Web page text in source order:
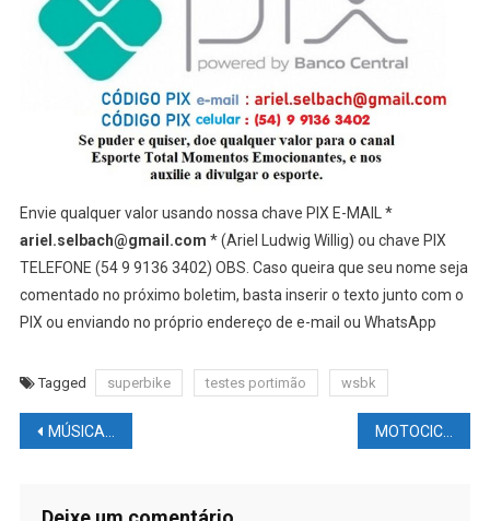
Envie qualquer valor usando nossa chave PIX E-MAIL *
ariel.selbach@gmail.com * (Ariel Ludwig Willig) ou chave PIX
TELEFONE (54 9 9136 3402) OBS. Caso queira que seu nome seja
comentado no próximo boletim, basta inserir o texto junto com o
PIX ou enviando no próprio endereço de e-mail ou WhatsApp
Tagged superbike testes portimão wsbk
Navegação
MÚSICA: A turnê de Elton John se tornou a maior bilheteria de todos os tempos. MOTOCICLISMO NEWS – WSBK: Impressões dos testes em portimão